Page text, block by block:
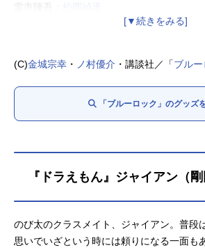
雷市陣吾：
成早朝日： 梶田大嗣
伊右衛門送人：
五十嵐栗夢：市川蒼
鈴村健一
絵心甚八：神谷浩史
馬狼照英：諏訪部順一
凪 誠士郎： 島﨑信長
ニ子一揮：花江夏樹
鰐間淳壱：鈴木崚汰
(C)金城宗幸 ・ ノ村優介 ・講談社／「ブルー
「ブルーロック」のグッズ
『ドラえもん』ジャイアン（剛
のび太のクラスメイト、ジャイアン。普段
思いでいざという時には頼りになる一面も